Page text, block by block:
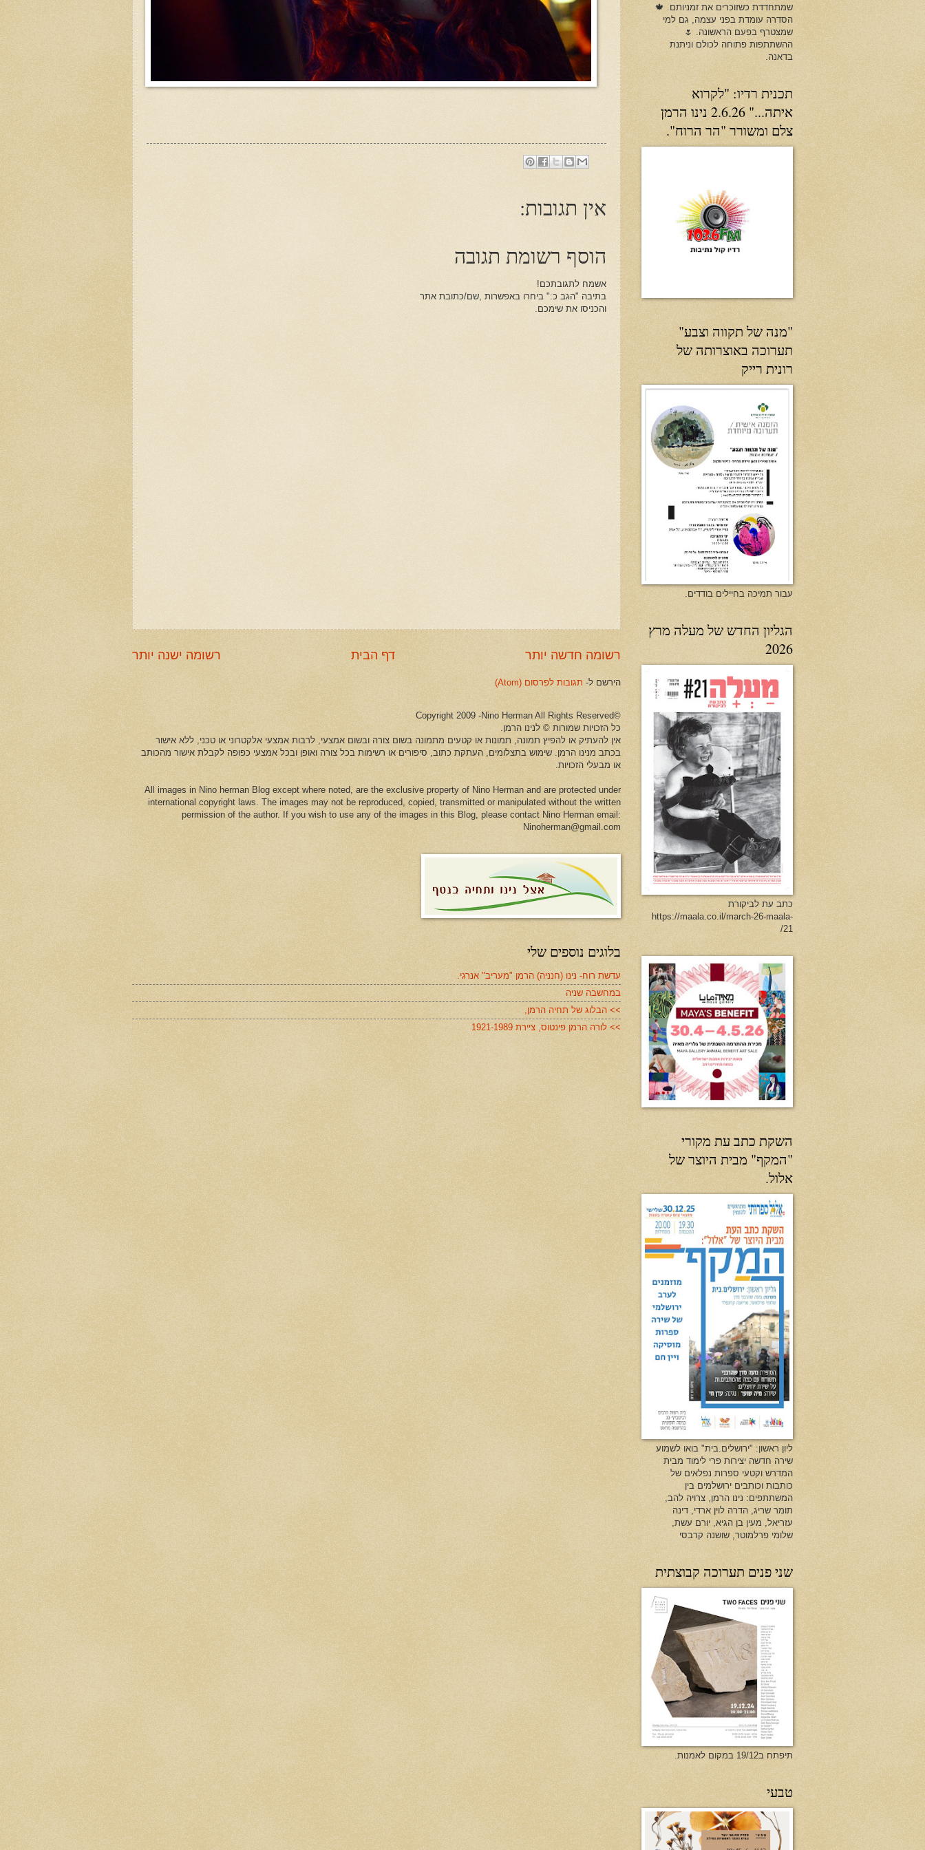
אין תגובות:
הוסף רשומת תגובה
אשמח לתגובתכם!
בתיבה "הגב כ:" ביחרו באפשרות ,שם/כתובת אתר
והכניסו את שימכם.
רשומה חדשה יותר רשומה ישנה יותר דף הבית
הירשם ל- תגובות לפרסום (Atom)
©Copyright 2009 -Nino Herman All Rights Reserved
כל הזכויות שמורות © לנינו הרמן.
אין להעתיק או להפיץ תמונה, תמונות או קטעים מתמונה בשום צורה ובשום אמצעי, לרבות אמצעי אלקטרוני או טכני, ללא אישור
בכתב מנינו הרמן. שימוש בתצלומים, העתקת כתוב, סיפורים או רשימות בכל צורה ואופן ובכל אמצעי כפופה לקבלת אישור מהכותב
או מבעלי הזכויות.
All images in Nino herman Blog except where noted, are the exclusive property of Nino Herman and are protected under
international copyright laws. The images may not be reproduced, copied, transmitted or manipulated without the written
permission of the author. If you wish to use any of the images in this Blog, please contact Nino Herman email:
Ninoherman@gmail.com
בלוגים נוספים שלי
עדשת רוח- נינו (חנניה) הרמן "מעריב" אנרגי.
במחשבה שניה
>> הבלוג של תחיה הרמן,
>> לורה הרמן פינטוס, ציירת 1921-1989
שמתחדדת כשזוכרים את זמניותם. 🍁
הסדרה עומדת בפני עצמה, גם למי
שמצטרף בפעם הראשונה. 🌷
ההשתתפות פתוחה לכולם וניתנת
בדאנה.
תכנית רדיו: "לקרוא
איתה..." 2.6.26 נינו הרמן
צלם ומשורר "הר הרוח".
"מנה של תקווה וצבע"
תערוכה באוצרותה של
רונית רייק
עבור תמיכה בחיילים בודדים.
הגליון החדש של מעלה מרץ
2026
כתב עת לביקורת
https://maala.co.il/march-26-maala-
21/
השקת כתב עת מקורי
"המקף" מבית היוצר של
אלול.
ליון ראשון: "ירושלים.בית" בואו לשמוע
שירה חדשה יצירות פרי לימוד מבית
המדרש וקטעי ספרות נפלאים של
כותבות וכותבים ירושלמים בין
המשתתפים: נינו הרמן, צרויה להב,
תומר שריג, הדרה לוין ארדי, דינה
עזריאל, מעין בן הגיא, יורם עשת,
שלומי פרלמוטר, שושנה קרבסי
שני פנים תערוכה קבוצתית
תיפתח ב19/12 במקום לאמנות.
טבעי